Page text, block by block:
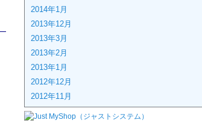
2014年1月
2013年12月
2013年3月
2013年2月
2013年1月
2012年12月
2012年11月